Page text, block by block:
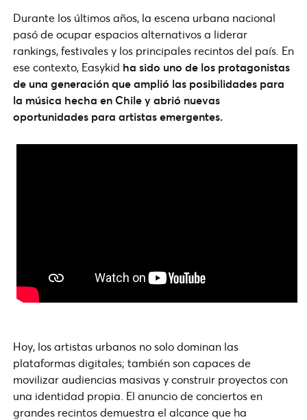
Durante los últimos años, la escena urbana nacional
pasó de ocupar espacios alternativos a liderar
rankings, festivales y los principales recintos del país. En
ese contexto, Easykid ha sido uno de los protagonistas
de una generación que amplió las posibilidades para
la música hecha en Chile y abrió nuevas
oportunidades para artistas emergentes.
Hoy, los artistas urbanos no solo dominan las
plataformas digitales; también son capaces de
movilizar audiencias masivas y construir proyectos con
una identidad propia. El anuncio de conciertos en
grandes recintos demuestra el alcance que ha